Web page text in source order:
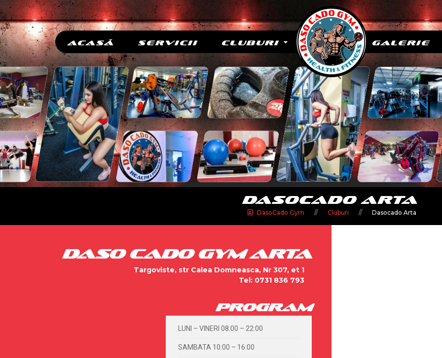
Acasă Servicii Cluburi Galerie
Dasocado Arta
DasoCado Gym Cluburi Dasocado Arta
DASO CADO GYM ARTA
Targoviste, str Calea Domneasca, Nr 307, et 1
Tel: 0731 836 793
program
LUNI – VINERI 08:00 – 22:00
SAMBATA 10:00 – 16:00